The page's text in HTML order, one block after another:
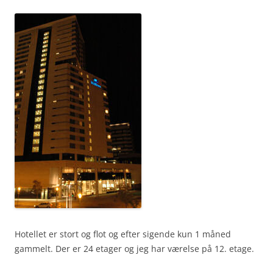
Hotellet er stort og flot og efter sigende kun 1 måned
gammelt. Der er 24 etager og jeg har værelse på 12. etage.